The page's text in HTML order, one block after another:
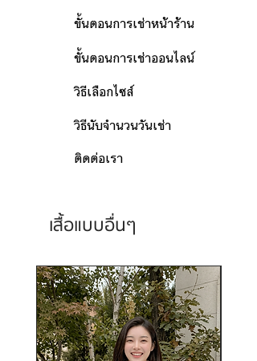
ขั้นตอนการเช่าหน้าร้าน
ขั้นตอนการเช่าออนไลน์
วิธีเลือกไซส์
วิธีนับจำนวนวันเช่า
ติดต่อเรา
เสื้อแบบอื่นๆ